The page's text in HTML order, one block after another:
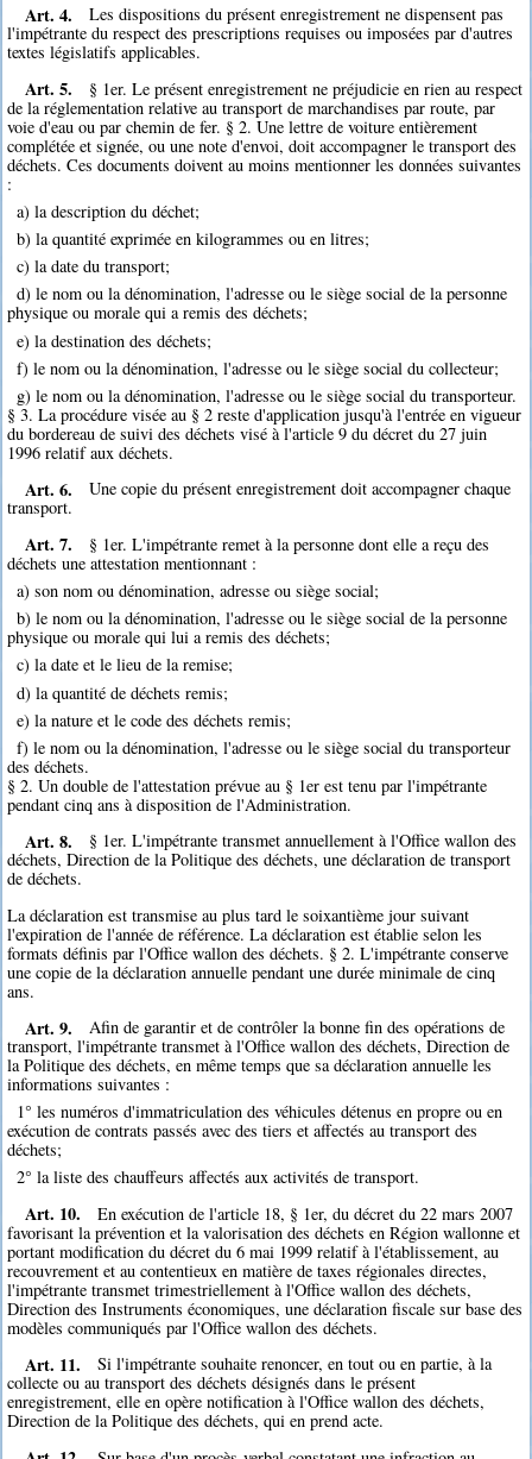
Art. 4.
Les dispositions du présent enregistrement ne dispensent pas
l'impétrante du respect des prescriptions requises ou imposées par d'autres
textes législatifs applicables.
Art. 5.
§ 1er. Le présent enregistrement ne préjudicie en rien au respect
de la réglementation relative au transport de marchandises par route, par
voie d'eau ou par chemin de fer. § 2. Une lettre de voiture entièrement
complétée et signée, ou une note d'envoi, doit accompagner le transport des
déchets. Ces documents doivent au moins mentionner les données suivantes
:
a) la description du déchet;
b) la quantité exprimée en kilogrammes ou en litres;
c) la date du transport;
d) le nom ou la dénomination, l'adresse ou le siège social de la personne
physique ou morale qui a remis des déchets;
e) la destination des déchets;
f) le nom ou la dénomination, l'adresse ou le siège social du collecteur;
g) le nom ou la dénomination, l'adresse ou le siège social du transporteur.
§ 3. La procédure visée au § 2 reste d'application jusqu'à l'entrée en vigueur
du bordereau de suivi des déchets visé à l'article 9 du décret du 27 juin
1996 relatif aux déchets.
Art. 6.
Une copie du présent enregistrement doit accompagner chaque
transport.
Art. 7.
§ 1er. L'impétrante remet à la personne dont elle a reçu des
déchets une attestation mentionnant :
a) son nom ou dénomination, adresse ou siège social;
b) le nom ou la dénomination, l'adresse ou le siège social de la personne
physique ou morale qui lui a remis des déchets;
c) la date et le lieu de la remise;
d) la quantité de déchets remis;
e) la nature et le code des déchets remis;
f) le nom ou la dénomination, l'adresse ou le siège social du transporteur
des déchets.
§ 2. Un double de l'attestation prévue au § 1er est tenu par l'impétrante
pendant cinq ans à disposition de l'Administration.
Art. 8.
§ 1er. L'impétrante transmet annuellement à l'Office wallon des
déchets, Direction de la Politique des déchets, une déclaration de transport
de déchets.
La déclaration est transmise au plus tard le soixantième jour suivant
l'expiration de l'année de référence. La déclaration est établie selon les
formats définis par l'Office wallon des déchets. § 2. L'impétrante conserve
une copie de la déclaration annuelle pendant une durée minimale de cinq
ans.
Art. 9.
Afin de garantir et de contrôler la bonne fin des opérations de
transport, l'impétrante transmet à l'Office wallon des déchets, Direction de
la Politique des déchets, en même temps que sa déclaration annuelle les
informations suivantes :
1° les numéros d'immatriculation des véhicules détenus en propre ou en
exécution de contrats passés avec des tiers et affectés au transport des
déchets;
2° la liste des chauffeurs affectés aux activités de transport.
Art. 10.
En exécution de l'article 18, § 1er, du décret du 22 mars 2007
favorisant la prévention et la valorisation des déchets en Région wallonne et
portant modification du décret du 6 mai 1999 relatif à l'établissement, au
recouvrement et au contentieux en matière de taxes régionales directes,
l'impétrante transmet trimestriellement à l'Office wallon des déchets,
Direction des Instruments économiques, une déclaration fiscale sur base des
modèles communiqués par l'Office wallon des déchets.
Art. 11.
Si l'impétrante souhaite renoncer, en tout ou en partie, à la
collecte ou au transport des déchets désignés dans le présent
enregistrement, elle en opère notification à l'Office wallon des déchets,
Direction de la Politique des déchets, qui en prend acte.